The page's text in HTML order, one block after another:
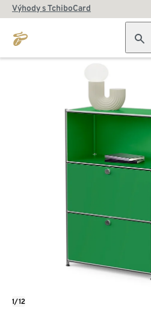
Výhody s TchiboCard
1/12